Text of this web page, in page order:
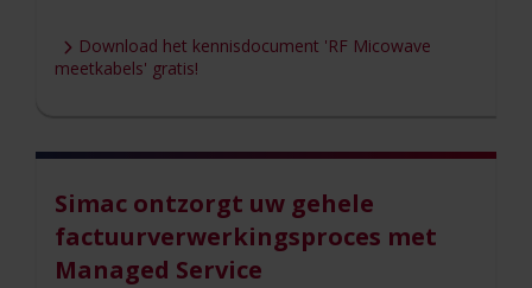
Download het kennisdocument 'RF Micowave
meetkabels' gratis!
Simac ontzorgt uw gehele
factuurverwerkingsproces met
Managed Service